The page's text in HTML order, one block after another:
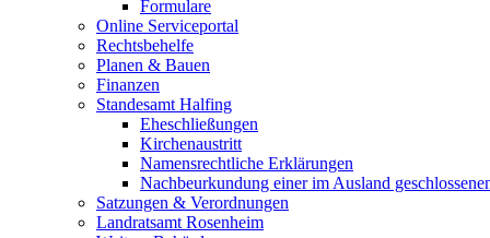
Formulare
Online Serviceportal
Rechtsbehelfe
Planen & Bauen
Finanzen
Standesamt Halfing
Eheschließungen
Kirchenaustritt
Namensrechtliche Erklärungen
Nachbeurkundung einer im Ausland
Satzungen & Verordnungen
Landratsamt Rosenheim